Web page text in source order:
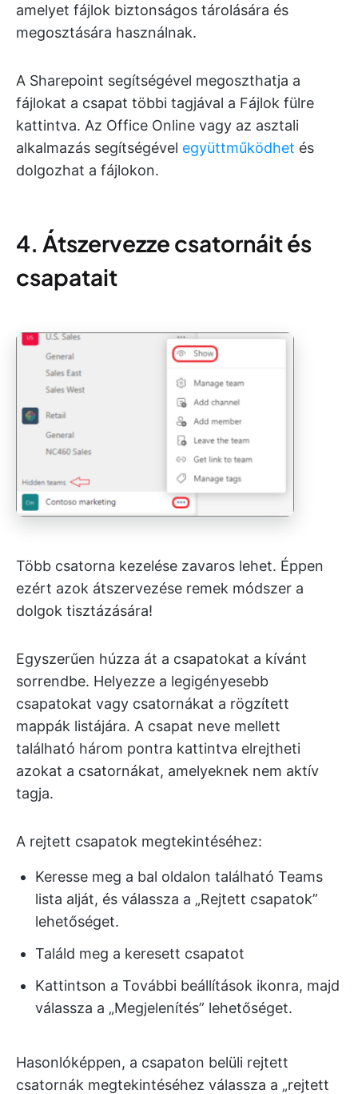
amelyet fájlok biztonságos tárolására és
megosztására használnak.
A Sharepoint segítségével megoszthatja a
fájlokat a csapat többi tagjával a Fájlok fülre
kattintva. Az Office Online vagy az asztali
alkalmazás segítségével együttműködhet és
dolgozhat a fájlokon.
4. Átszervezze csatornáit és
csapatait
Több csatorna kezelése zavaros lehet. Éppen
ezért azok átszervezése remek módszer a
dolgok tisztázására!
Egyszerűen húzza át a csapatokat a kívánt
sorrendbe. Helyezze a legigényesebb
csapatokat vagy csatornákat a rögzített
mappák listájára. A csapat neve mellett
található három pontra kattintva elrejtheti
azokat a csatornákat, amelyeknek nem aktív
tagja.
A rejtett csapatok megtekintéséhez:
Keresse meg a bal oldalon található Teams
lista alját, és válassza a „Rejtett csapatok”
lehetőséget.
Találd meg a keresett csapatot
Kattintson a További beállítások ikonra, majd
válassza a „Megjelenítés” lehetőséget.
Hasonlóképpen, a csapaton belüli rejtett
csatornák megtekintéséhez válassza a „rejtett